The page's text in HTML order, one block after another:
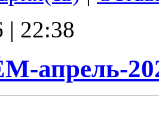
| 22:38
апрель-